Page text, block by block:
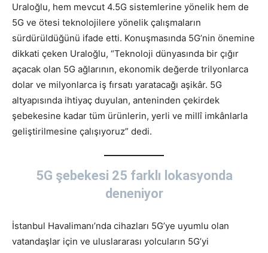
Uraloğlu, hem mevcut 4.5G sistemlerine yönelik hem de
5G ve ötesi teknolojilere yönelik çalışmaların
sürdürüldüğünü ifade etti. Konuşmasında 5G’nin önemine
dikkati çeken Uraloğlu, “Teknoloji dünyasında bir çığır
açacak olan 5G ağlarının, ekonomik değerde trilyonlarca
dolar ve milyonlarca iş fırsatı yaratacağı aşikâr. 5G
altyapısında ihtiyaç duyulan, anteninden çekirdek
şebekesine kadar tüm ürünlerin, yerli ve millî imkânlarla
geliştirilmesine çalışıyoruz” dedi.
5G şebekesi 25 farklı lokasyonda
deneniyor
İstanbul Havalimanı’nda cihazları 5G’ye uyumlu olan
vatandaşlar için ve uluslararası yolcuların 5G’yi